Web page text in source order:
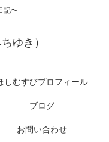
記〜
ゆき）
しむすびプロフィール
ブログ
お問い合わせ